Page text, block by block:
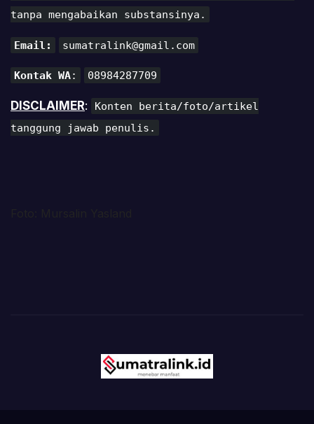
tanpa mengabaikan substansinya.
Email: sumatralink@gmail.com
Kontak WA: 08984287709
DISCLAIMER:
Konten berita/foto/artikel
tanggung jawab penulis.